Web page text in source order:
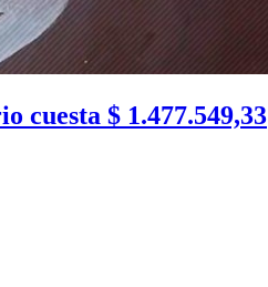
cuesta $ 1.477.549,33